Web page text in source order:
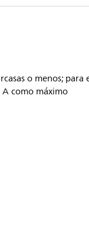
o menos;
A como máximo